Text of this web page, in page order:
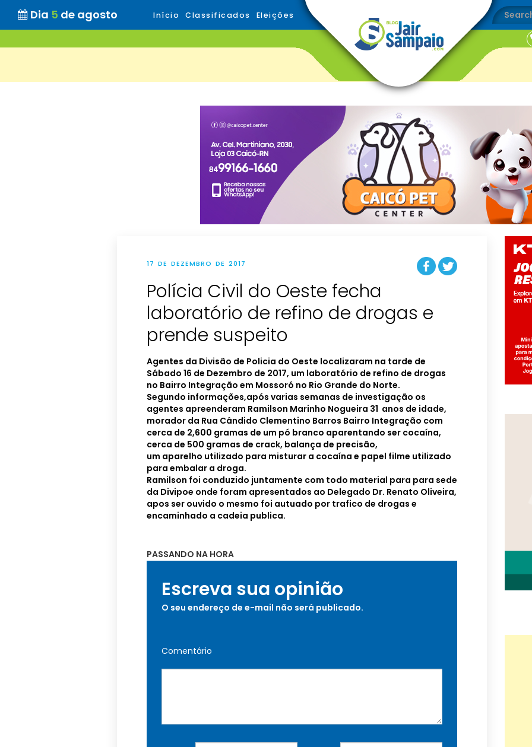
Dia 5 de agosto Início Classificados Eleições
17 DE DEZEMBRO DE 2017
Polícia Civil do Oeste fecha
laboratório de refino de drogas e
prende suspeito
Agentes da Divisão de Policia do Oeste localizaram na tarde de
Sábado 16 de Dezembro de 2017, um laboratório de refino de drogas
no Bairro Integração em Mossoró no Rio Grande do Norte.
Segundo informações,após varias semanas de investigação os
agentes apreenderam Ramilson Marinho Nogueira 31 anos de idade,
morador da Rua Cândido Clementino Barros Bairro Integração com
cerca de 2,600 gramas de um pó branco aparentando ser cocaína,
cerca de 500 gramas de crack, balança de precisão,
um aparelho utilizado para misturar a cocaína e papel filme utilizado
para embalar a droga.
Ramilson foi conduzido juntamente com todo material para para sede
da Divipoe onde foram apresentados ao Delegado Dr. Renato Oliveira,
apos ser ouvido o mesmo foi autuado por trafico de drogas e
encaminhado a cadeia publica.
PASSANDO NA HORA
Escreva sua opinião
O seu endereço de e-mail não será publicado.
Comentário